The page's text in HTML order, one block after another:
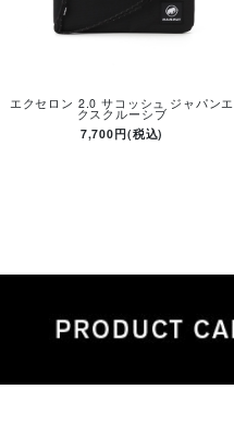
エクセロン 2.0 サコッシュ ジャパンエ
クスクルーシブ
7,700円(税込)